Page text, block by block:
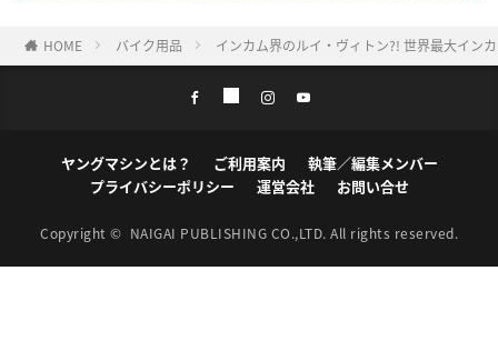
HOME バイク用品 インカム界のルイ・ヴィトン?! 世界最大イン
ヤングマシンとは？ ご利用案内
執筆／編集メンバー
プライバシーポリシー
運営会社 お問い合せ
Copyright © NAIGAI PUBLISHING CO.,LTD. All rights reserved.